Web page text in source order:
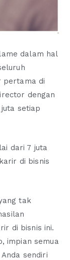
dalam hal
pertama di
dengan
setiap
dari 7 juta
di bisnis
tak
di bisnis ini.
impian semua
sendiri